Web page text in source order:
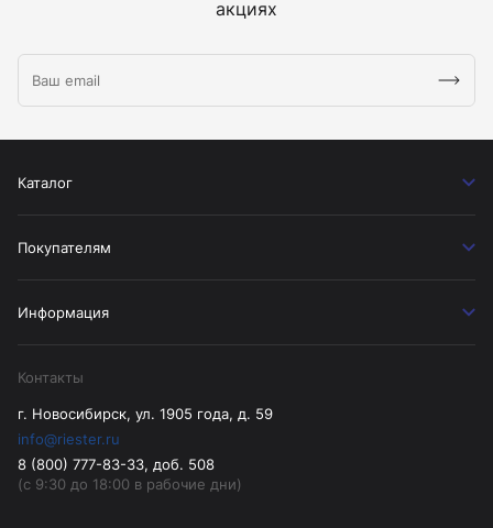
акциях
Каталог
Покупателям
Информация
Контакты
г. Новосибирск, ул. 1905 года, д. 59
info@riester.ru
8 (800) 777-83-33, доб. 508
(с 9:30 до 18:00 в рабочие дни)